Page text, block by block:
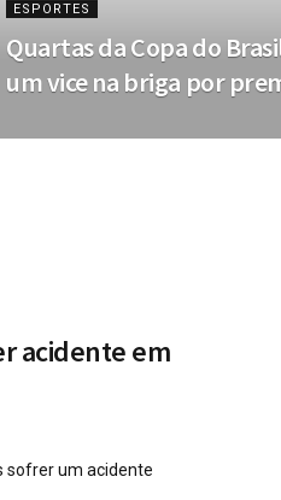
ESPORTES
Quartas da Copa do
um vice na briga por
acidente em
sofrer um acidente